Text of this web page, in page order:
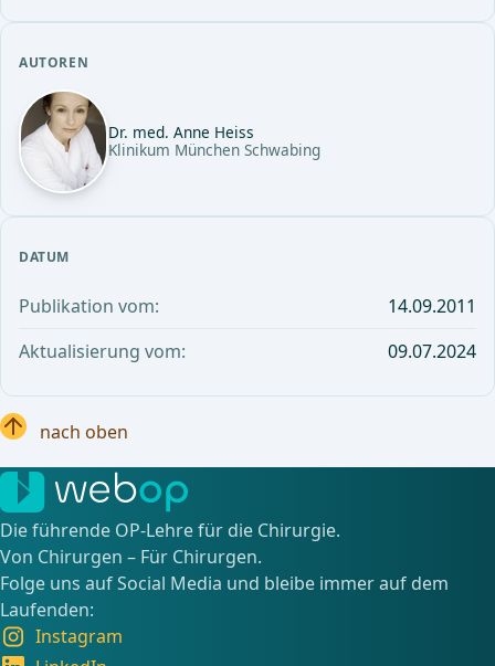
AUTOREN
Dr. med. Anne Heiss
Klinikum München Schwabing
DATUM
Publikation vom:
14.09.2011
Aktualisierung vom:
09.07.2024
nach oben
Die führende OP-Lehre für die Chirurgie.
Von Chirurgen – Für Chirurgen.
Folge uns auf Social Media und bleibe immer auf dem
Laufenden:
Instagram